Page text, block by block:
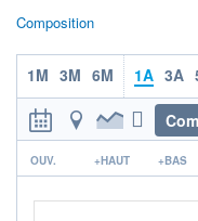
ÉLIGIBILITÉ
CTO BUSINESS
Non éligible
ACTIF NET (EUR)
Composition
1M 3M 6M 1A 3A
r
OUV. +HAUT +BAS